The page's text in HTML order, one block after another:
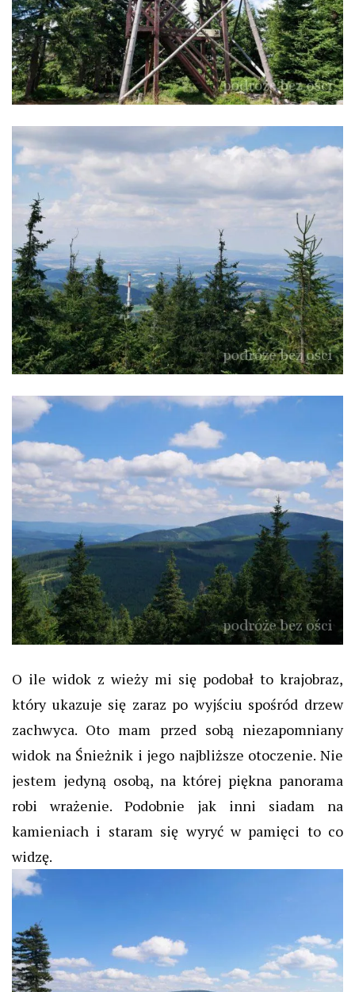
O ile widok z wieży mi się podobał to krajobraz,
który ukazuje się zaraz po wyjściu spośród drzew
zachwyca. Oto mam przed sobą niezapomniany
widok na Śnieżnik i jego najbliższe otoczenie. Nie
jestem jedyną osobą, na której piękna panorama
robi wrażenie. Podobnie jak inni siadam na
kamieniach i staram się wyryć w pamięci to co
widzę.